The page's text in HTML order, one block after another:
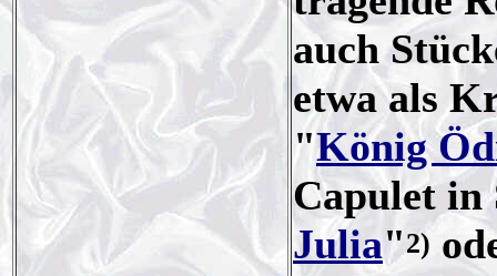
auch
etwa als
"König
Capulet in
Julia"2)